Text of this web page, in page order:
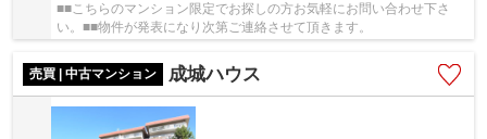
■■こちらのマンション限定でお探しの方お気軽にお問い合わせ下さ
い。■■物件が発表になり次第ご連絡させて頂きます。
売買 | 中古マンション 成城ハウス